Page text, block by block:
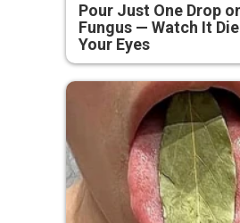
Pour Just One Drop
Fungus — Watch It
Your Eyes